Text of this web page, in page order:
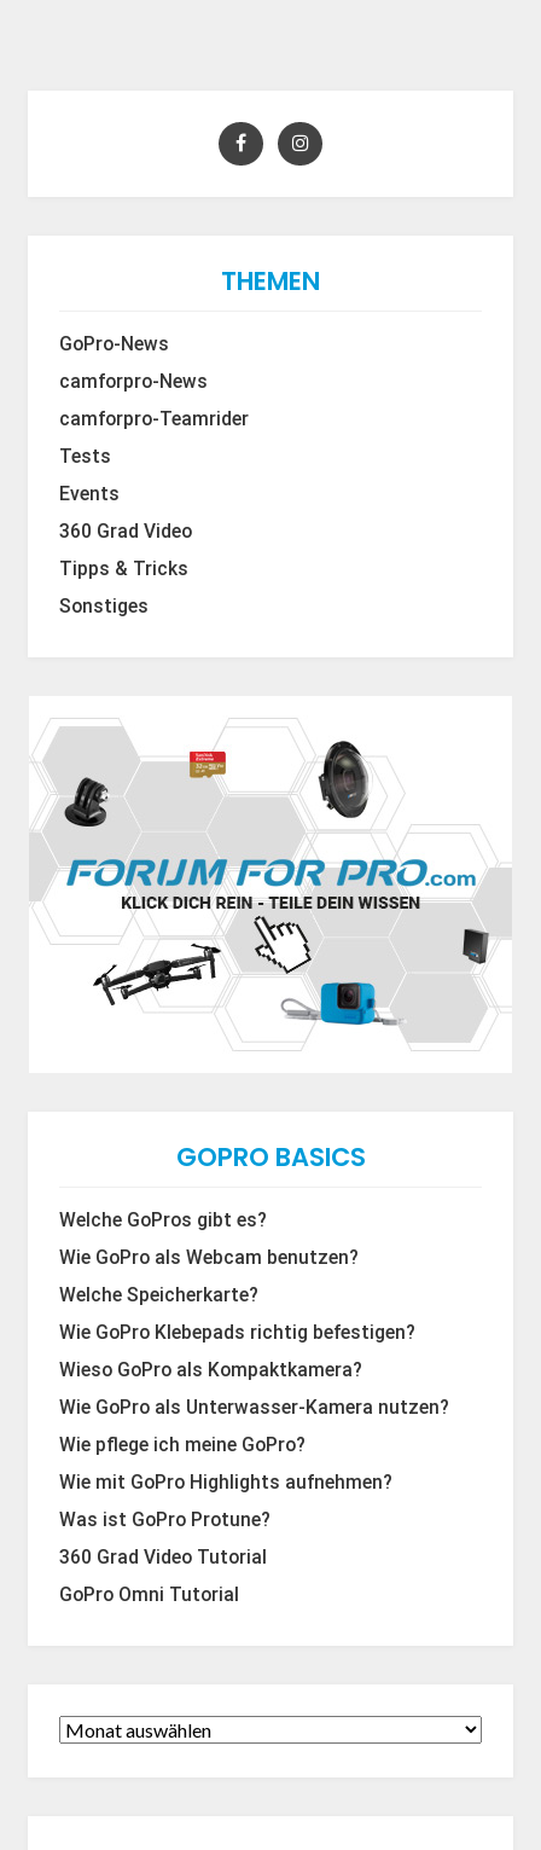
THEMEN
GoPro-News
camforpro-News
camforpro-Teamrider
Tests
Events
360 Grad Video
Tipps & Tricks
Sonstiges
GOPRO BASICS
Welche GoPros gibt es?
Wie GoPro als Webcam benutzen?
Welche Speicherkarte?
Wie GoPro Klebepads richtig befestigen?
Wieso GoPro als Kompaktkamera?
Wie GoPro als Unterwasser-Kamera nutzen?
Wie pflege ich meine GoPro?
Wie mit GoPro Highlights aufnehmen?
Was ist GoPro Protune?
360 Grad Video Tutorial
GoPro Omni Tutorial